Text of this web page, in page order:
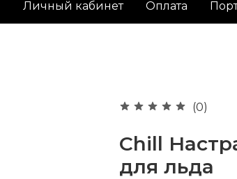
Личный кабинет Оплата
(0)
Chill
для льда